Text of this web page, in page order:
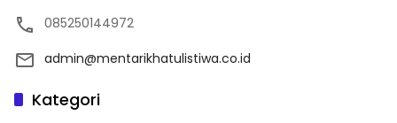
085250144972
admin@mentarikhatulistiwa.co.id
Kategori